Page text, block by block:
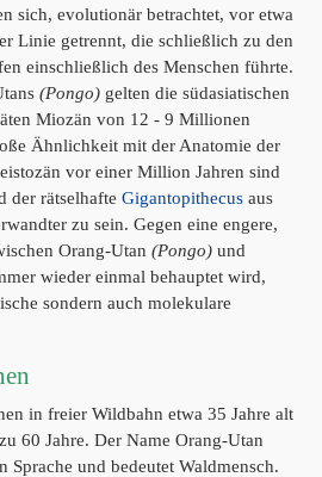
sich, evolutionär betrachtet, vor etwa
Linie getrennt, die schließlich zu den
einschließlich des Menschen führte.
(Pongo) gelten die südasiatischen
Miozän von 12 - 9 Millionen
Ähnlichkeit mit der Anatomie der
vor einer Million Jahren sind
der rätselhafte Gigantopithecus aus
zu sein. Gegen eine engere,
Orang-Utan (Pongo) und
wieder einmal behauptet wird,
sondern auch molekulare
in freier Wildbahn etwa 35 Jahre alt
60 Jahre. Der Name Orang-Utan
Sprache und bedeutet Waldmensch.